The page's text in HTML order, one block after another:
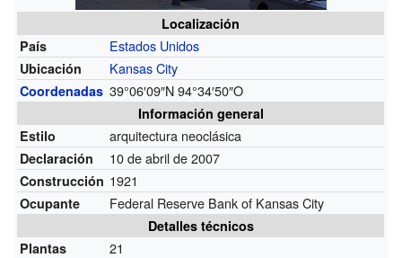
Localización
País
Estados Unidos
Ubicación Kansas City
Coordenadas 39°06′09″N94°34′50″O
Información general
Estilo
arquitectura neoclásica
Declaración 10 de abril de 2007
Construcción 1921
Ocupante Federal Reserve Bank of Kansas City
Detalles técnicos
Plantas
21